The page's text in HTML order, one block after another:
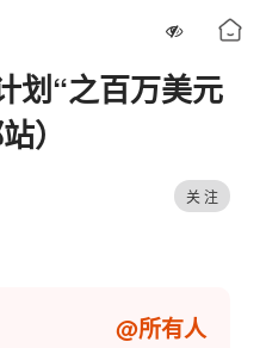
划“之百万美元
）
关 注
@所有人